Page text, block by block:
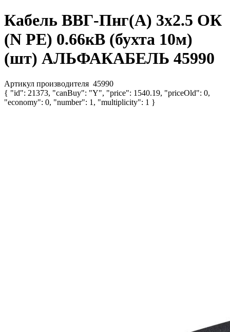
Кабель ВВГ-Пнг(А) 3х2.5 ОК
(N PE) 0.66кВ (бухта 10м)
(шт) АЛЬФАКАБЕЛЬ 45990
Артикул производителя 45990
{ "id": 21373, "canBuy": "Y", "price": 1540.19, "priceOld": 0,
"economy": 0, "number": 1, "multiplicity": 1 }